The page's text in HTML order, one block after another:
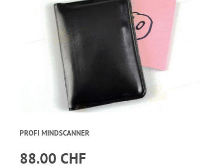
PROFI MINDSCANNER
88.00 CHF